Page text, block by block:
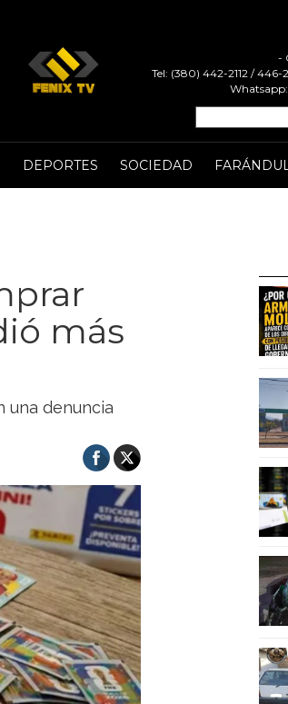
-
Tel: (380) 442-2112 /
DEPORTES SOCIEDAD
más
una denuncia